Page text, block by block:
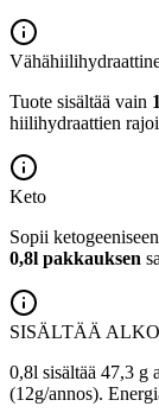
Tuote sisältää vain
hiilihydraattien
Keto
Sopii
0,8l pakkauksen
SISÄLTÄÄ
0,8l sisältää 47,3 g
(12g/annos).